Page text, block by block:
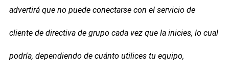
advertirá que no puede conectarse con el servicio de
cliente de directiva de grupo cada vez que la inicies, lo cual
podría, dependiendo de cuánto utilices tu equipo,